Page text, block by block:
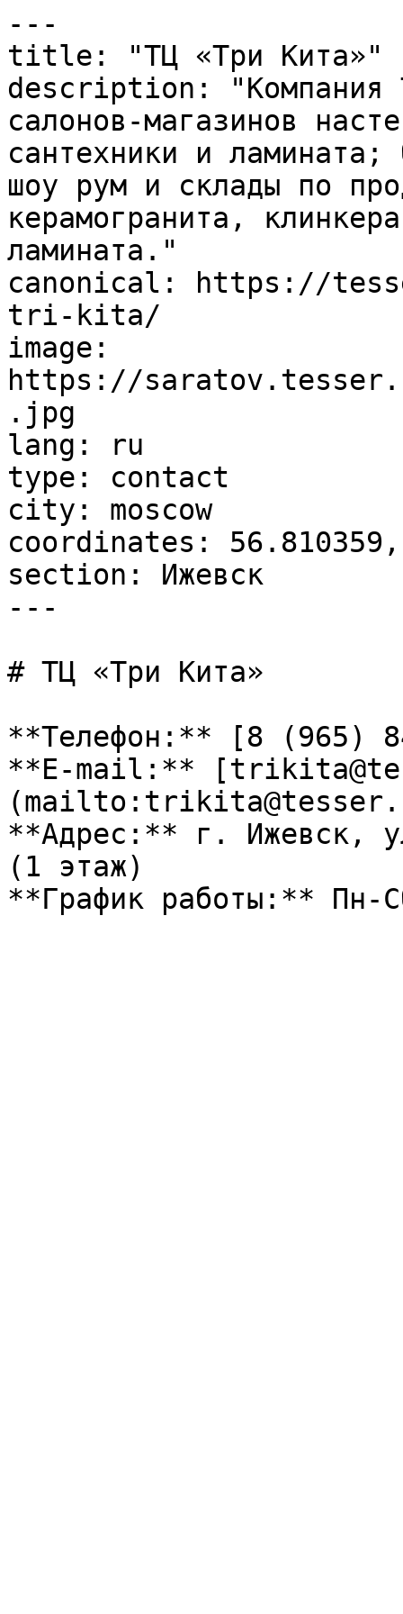
---
title: "ТЦ «Три Кита»"
description: "Компания
салонов-магазинов
сантехники и
шоу рум и склады по
керамогранита,
ламината."
canonical: https://
tri-kita/
image:
https://
.jpg
lang: ru
type: contact
city: moscow
coordinates:
section: Ижевск
---
# ТЦ «Три Кита»
**Телефон:** [8 (965)
**E-mail:**
**Адрес:** г. Ижевск,
(1 этаж)
**График работы:**